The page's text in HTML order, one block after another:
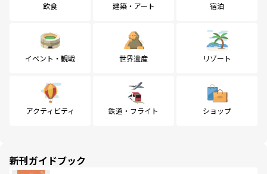
飲食 建築・アート 宿泊
イベント・観戦 世界遺産 リゾート
アクティビティ 鉄道・フライト ショップ
新刊ガイドブック